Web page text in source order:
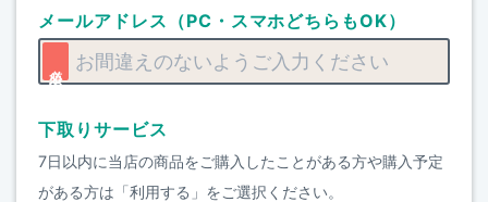
メールアドレス（PC・スマホどちらもOK）
下取りサービス
7日以内に当店の商品をご購入したことがある方や購入予定
がある方は「利用する」をご選択ください。